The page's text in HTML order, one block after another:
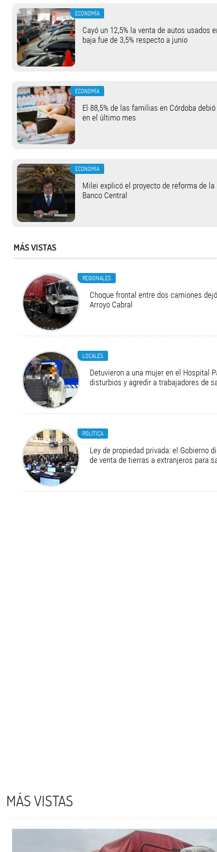
ECONOMÍA
Cayó un 12,5% la venta de autos usados
baja fue de 3,5% respecto a junio
ECONOMÍA
El 88,5% de las familias en Córdoba
en el último mes
ECONOMÍA
Milei explicó el proyecto de reforma de la
Banco Central
MÁS VISTAS
REGIONALES
Choque frontal entre dos camiones
Arroyo Cabral
LOCALES
Detuvieron a una mujer en el Hospital
disturbios y agredir a trabajadores de
POLÍTICA
Ley de propiedad privada: el Gobierno
de venta de tierras a extranjeros para
MÁS VISTAS